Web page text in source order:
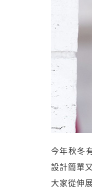
今年秋冬
設計簡單
大家從伸